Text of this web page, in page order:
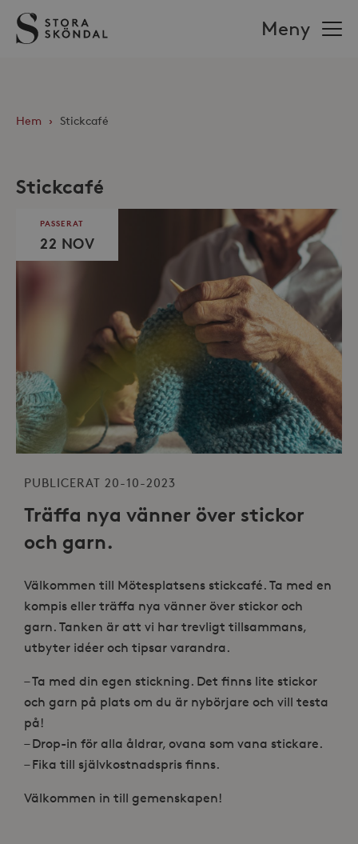
Stora
Sköndal
Meny
Hem › Stickcafé
Stickcafé
PASSERAT
22 NOV
PUBLICERAT 20-10-2023
Träffa nya vänner över stickor
och garn.
Välkommen till Mötesplatsens stickcafé. Ta med en
kompis eller träffa nya vänner över stickor och
garn. Tanken är att vi har trevligt tillsammans,
utbyter idéer och tipsar varandra.
– Ta med din egen stickning. Det finns lite stickor
och garn på plats om du är nybörjare och vill testa
på!
– Drop-in för alla åldrar, ovana som vana stickare.
– Fika till självkostnadspris finns.
Välkommen in till gemenskapen!